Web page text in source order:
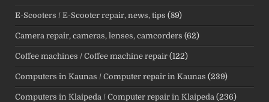
E-Scooters / E-Scooter repair, news, tips (89)
Camera repair, cameras, lenses, camcorders (62)
Coffee machines / Coffee machine repair (122)
Computers in Kaunas / Computer repair in Kaunas (239)
Computers in Klaipeda / Computer repair in Klaipeda (236)